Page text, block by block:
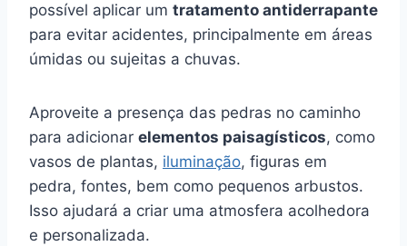
possível aplicar um tratamento antiderrapante
para evitar acidentes, principalmente em áreas
úmidas ou sujeitas a chuvas.
Aproveite a presença das pedras no caminho
para adicionar elementos paisagísticos, como
vasos de plantas, iluminação, figuras em
pedra, fontes, bem como pequenos arbustos.
Isso ajudará a criar uma atmosfera acolhedora
e personalizada.